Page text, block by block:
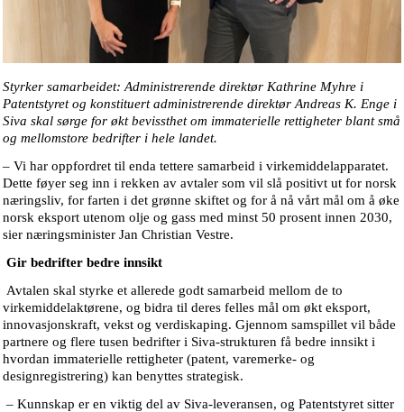
Styrker samarbeidet: Administrerende direktør Kathrine Myhre i
Patentstyret og konstituert administrerende direktør Andreas K. Enge i
Siva skal sørge for økt bevissthet om immaterielle rettigheter blant små
og mellomstore bedrifter i hele landet.
– Vi har oppfordret til enda tettere samarbeid i virkemiddelapparatet.
Dette føyer seg inn i rekken av avtaler som vil slå positivt ut for norsk
næringsliv, for farten i det grønne skiftet og for å nå vårt mål om å øke
norsk eksport utenom olje og gass med minst 50 prosent innen 2030,
sier næringsminister Jan Christian Vestre.
Gir bedrifter bedre innsikt
Avtalen skal styrke et allerede godt samarbeid mellom de to
virkemiddelaktørene, og bidra til deres felles mål om økt eksport,
innovasjonskraft, vekst og verdiskaping. Gjennom samspillet vil både
partnere og flere tusen bedrifter i Siva-strukturen få bedre innsikt i
hvordan immaterielle rettigheter (patent, varemerke- og
designregistrering) kan benyttes strategisk.
– Kunnskap er en viktig del av Siva-leveransen, og Patentstyret sitter